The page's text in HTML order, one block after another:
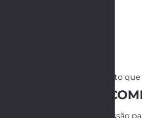
Clique na foto
DEIXE UM
iniciar a sessão